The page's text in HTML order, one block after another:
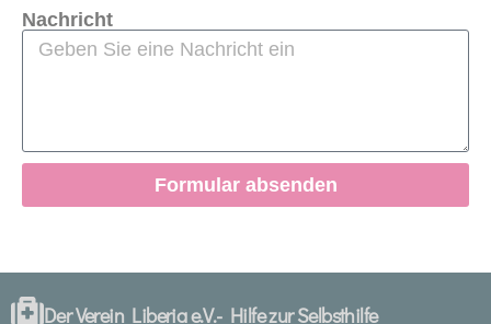
Nachricht
Formular absenden
Der Verein Liberia e.V.- Hilfe zur Selbsthilfe